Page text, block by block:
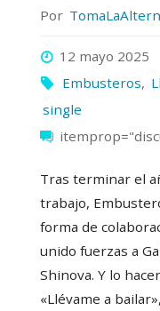
Por
12 mayo 2025
Embusteros,
single
Tras terminar el
trabajo,
forma de
unido fuerzas a
Shinova. Y lo
«Llévame a